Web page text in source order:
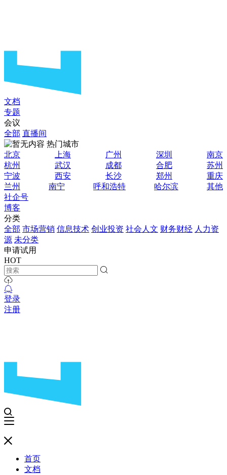
文档
专题
会议
全部 直播间
热门城市
北京
上海 广州 深圳
南京
杭州
武汉 成都 合肥
苏州
宁波
西安 长沙 郑州
重庆
兰州
南宁 呼和浩特 哈尔滨
其他
社企号
博客
分类
全部 市场营销 信息技术 创业投资 社会人文 财务财经 人力资
源 未分类
申请试用
HOT
登录
注册
首页
文档